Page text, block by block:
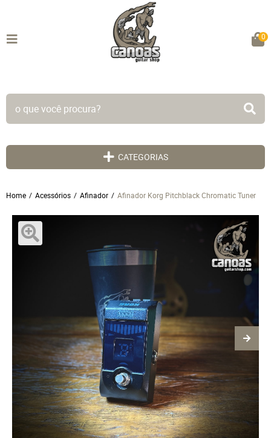
TODO SITE EM ATÉ 5X SEM JUROS!
0
CATEGORIAS
Home Acessórios Afinador Afinador Korg Pitchblack Chromatic Tuner